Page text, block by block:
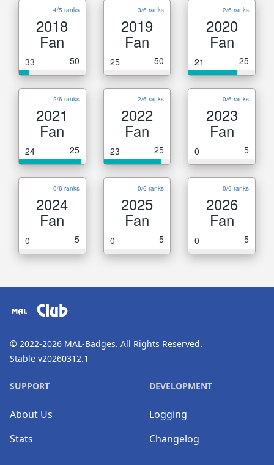
4/5 ranks
2018
Fan
33 50
3/6 ranks
2019
Fan
25 50
2/6 ranks
2020
Fan
21 25
2/6 ranks
2021
Fan
24 25
2/6 ranks
2022
Fan
23 25
0/6 ranks
2023
Fan
0 5
0/6 ranks
2024
Fan
0 5
0/6 ranks
2025
Fan
0 5
0/6 ranks
2026
Fan
0 5
Club
© 2022-2026 MAL-Badges. All Rights Reserved.
Stable v20260312.1
SUPPORT
About Us
Stats
DEVELOPMENT
Logging
Changelog